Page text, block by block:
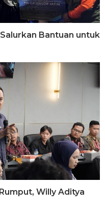
Bantuan untuk
Willy Aditya